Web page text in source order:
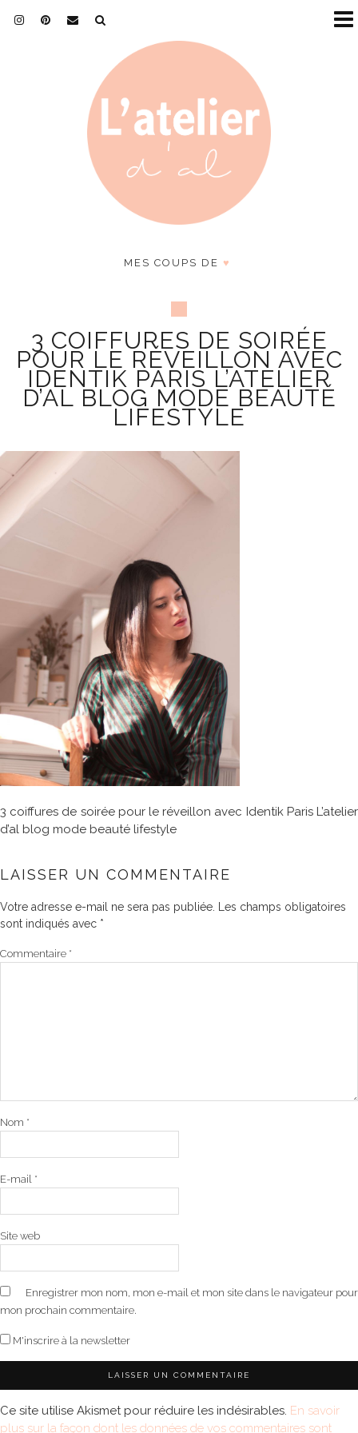
MES COUPS DE ♥
3 COIFFURES DE SOIRÉE
POUR LE RÉVEILLON AVEC
IDENTIK PARIS L’ATELIER
D’AL BLOG MODE BEAUTÉ
LIFESTYLE
3 coiffures de soirée pour le réveillon avec Identik Paris L’atelier
d’al blog mode beauté lifestyle
LAISSER UN COMMENTAIRE
Votre adresse e-mail ne sera pas publiée.
Les champs obligatoires
sont indiqués avec *
Commentaire *
Nom *
E-mail *
Site web
Enregistrer mon nom, mon e-mail et mon site dans le navigateur pour
mon prochain commentaire.
M'inscrire à la newsletter
Ce site utilise Akismet pour réduire les indésirables. En savoir
plus sur la façon dont les données de vos commentaires sont